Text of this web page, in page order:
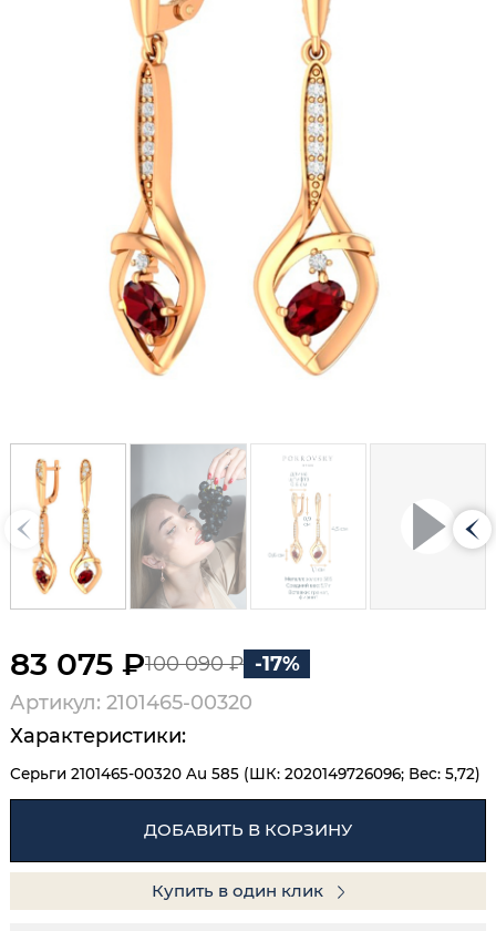
83 075 ₽100 090 ₽ -17%
Артикул: 2101465-00320
Характеристики:
Серьги 2101465-00320 Au 585 (ШК: 2020149726096; Вес: 5,72)
ДОБАВИТЬ В КОРЗИНУ
Купить в один клик